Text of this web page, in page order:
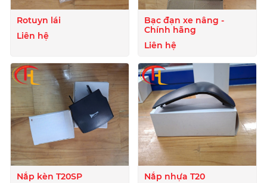
Rotuyn lái
Liên hệ
Bạc đạn xe nâng -
Chính hãng
Liên hệ
Nắp kèn T20SP
Nắp nhựa T20